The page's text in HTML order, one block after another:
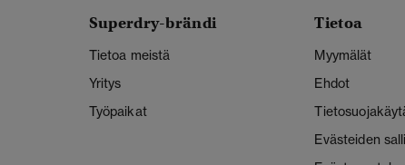
Superdry-brändi
Tietoa meistä
Yritys
Työpaikat
Tietoa
Myymälät
Ehdot
Evästeiden